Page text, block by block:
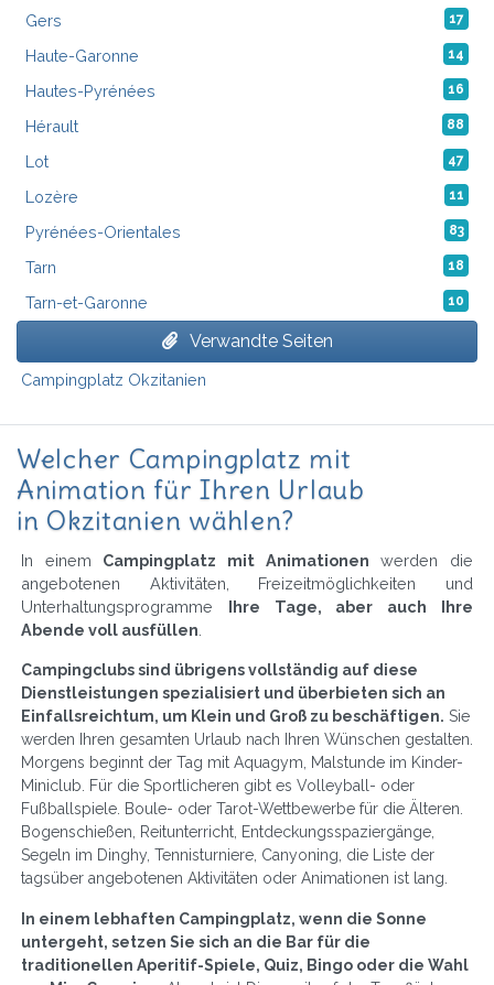
Gers 17
Haute-Garonne 14
Hautes-Pyrénées 16
Hérault 88
Lot 47
Lozère 11
Pyrénées-Orientales 83
Tarn 18
Tarn-et-Garonne 10
Verwandte Seiten
Campingplatz Okzitanien
Welcher Campingplatz mit
Animation für Ihren Urlaub
in Okzitanien wählen?
In einem Campingplatz mit Animationen werden die
angebotenen Aktivitäten, Freizeitmöglichkeiten und
Unterhaltungsprogramme Ihre Tage, aber auch Ihre
Abende voll ausfüllen
Campingclubs sind übrigens vollständig auf diese
Dienstleistungen spezialisiert und überbieten sich an
Einfallsreichtum, um Klein und Groß zu beschäftigen. Sie
werden Ihren gesamten Urlaub nach Ihren Wünschen gestalten.
Morgens beginnt der Tag mit Aquagym, Malstunde im Kinder-
Miniclub. Für die Sportlicheren gibt es Volleyball- oder
Fußballspiele. Boule- oder Tarot-Wettbewerbe für die Älteren.
Bogenschießen, Reitunterricht, Entdeckungsspaziergänge,
Segeln im Dinghy, Tennisturniere, Canyoning, die Liste der
tagsüber angebotenen Aktivitäten oder Animationen ist lang.
In einem lebhaften Campingplatz, wenn die Sonne
untergeht, setzen Sie sich an die Bar für die
traditionellen Aperitif-Spiele, Quiz, Bingo oder die Wahl